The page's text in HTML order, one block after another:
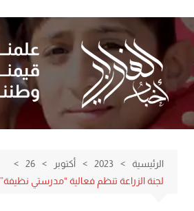
إلى
المحتوى
الرئيسية 2023 أكتوبر
26
لجنة الزراعة تنظم فعالية “مدرستي نظيفة”